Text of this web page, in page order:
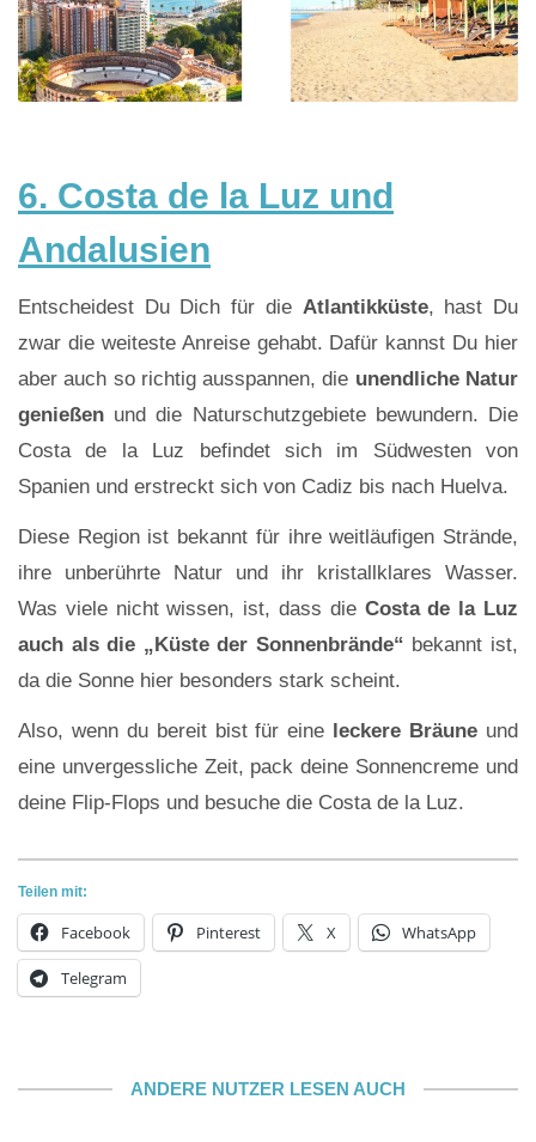
6. Costa de la Luz und
Andalusien
Entscheidest Du Dich für die Atlantikküste, hast Du
zwar die weiteste Anreise gehabt. Dafür kannst Du hier
aber auch so richtig ausspannen, die unendliche Natur
genießen und die Naturschutzgebiete bewundern. Die
Costa de la Luz befindet sich im Südwesten von
Spanien und erstreckt sich von Cadiz bis nach Huelva.
Diese Region ist bekannt für ihre weitläufigen Strände,
ihre unberührte Natur und ihr kristallklares Wasser.
Was viele nicht wissen, ist, dass die Costa de la Luz
auch als die „Küste der Sonnenbrände“ bekannt ist,
da die Sonne hier besonders stark scheint.
Also, wenn du bereit bist für eine leckere Bräune und
eine unvergessliche Zeit, pack deine Sonnencreme und
deine Flip-Flops und besuche die Costa de la Luz.
Teilen mit:
Facebook Pinterest X WhatsApp
Telegram
ANDERE NUTZER LESEN AUCH